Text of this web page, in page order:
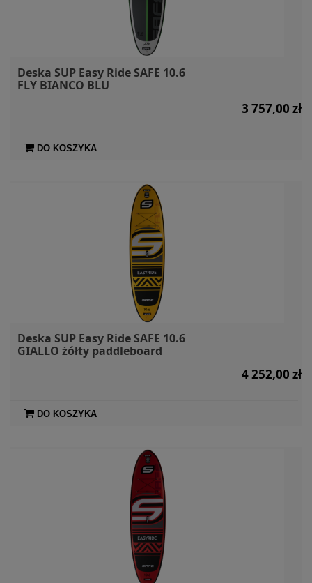
Deska SUP Easy Ride SAFE 10.6
FLY BIANCO BLU
3 757,00 zł
DO KOSZYKA
Deska SUP Easy Ride SAFE 10.6
GIALLO żółty paddleboard
4 252,00 zł
DO KOSZYKA